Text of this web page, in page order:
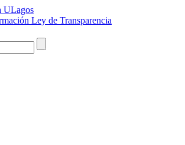
ULagos
Ley de Transparencia